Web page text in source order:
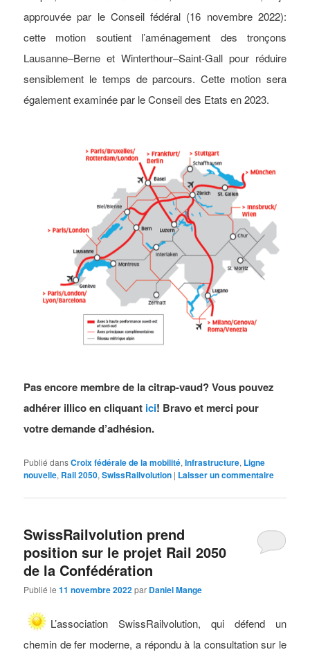
approuvée par le Conseil fédéral (16 novembre 2022):
cette motion soutient l’aménagement des tronçons
Lausanne–Berne et Winterthour–Saint-Gall pour réduire
sensiblement le temps de parcours. Cette motion sera
également examinée par le Conseil des Etats en 2023.
Pas encore membre de la citrap-vaud? Vous pouvez
adhérer illico en cliquant ici! Bravo et merci pour
votre demande d’adhésion.
Publié dansCroix fédérale de la mobilité,Infrastructure, Ligne
nouvelle, Rail 2050,SwissRailvolution | Laisser un commentaire
SwissRailvolution prend
position sur le projet Rail 2050
de la Confédération
Publié le11 novembre 2022par Daniel Mange
L’association SwissRailvolution, qui défend un
chemin de fer moderne, a répondu à la consultation sur le